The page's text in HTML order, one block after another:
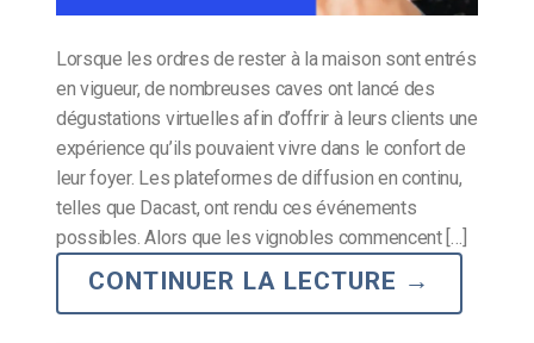
Lorsque les ordres de rester à la maison sont entrés
en vigueur, de nombreuses caves ont lancé des
dégustations virtuelles afin d’offrir à leurs clients une
expérience qu’ils pouvaient vivre dans le confort de
leur foyer. Les plateformes de diffusion en continu,
telles que Dacast, ont rendu ces événements
possibles. Alors que les vignobles commencent […]
CONTINUER LA LECTURE →